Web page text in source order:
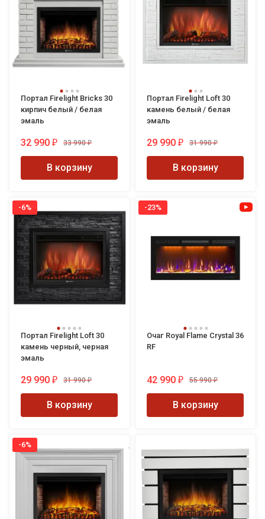
Портал Firelight Bricks 30
кирпич белый / белая
эмаль
32 990 ₽ 33 990 ₽
В корзину
Портал Firelight Loft 30
камень белый / белая
эмаль
29 990 ₽ 31 990 ₽
В корзину
-6%
Портал Firelight Loft 30
камень черный, черная
эмаль
29 990 ₽ 31 990 ₽
В корзину
-23%
Очаг Royal Flame Crystal 36
RF
42 990 ₽ 55 990 ₽
В корзину
-6%